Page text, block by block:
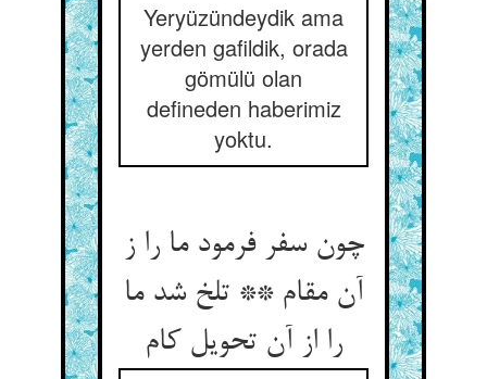
Yeryüzündeydik ama
yerden gafildik, orada
gömülü olan
defineden haberimiz
yoktu.
چون سفر فرمود ما را ز
آن مقام ** تلخ شد ما